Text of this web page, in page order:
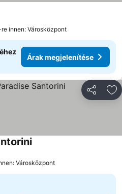
innen: Városközpont
Árak megjelenítése
Árak megjelenítése
Városközpont